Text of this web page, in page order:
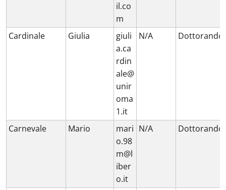
il.co
m
Cardinale Giulia
giuli
a.ca
rdin
ale@
unir
oma
1.it
N/A Dottorando
Carnevale Mario
mari
o.98
m@l
iber
o.it
N/A Dottorando